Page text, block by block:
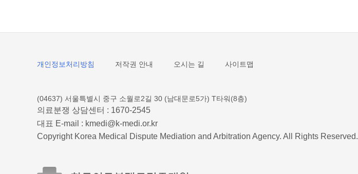
개인정보처리방침 저작권 안내 오시는 길 사이트맵
(04637) 서울특별시 중구 소월로2길 30 (남대문로5가) T타워(8층)
의료분쟁 상담센터 : 1670-2545
대표 E-mail : kmedi@k-medi.or.kr
Copyright Korea Medical Dispute Mediation and Arbitration Agency. All Rights Reserved.